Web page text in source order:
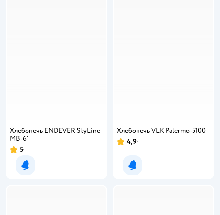
Хлебопечь ENDEVER SkyLine
MB-61
Рейтинг:
5
Уведомить о появлении
Хлебопечь VLK Palermo-5100
Рейтинг:
4,9
Уведомить о появлении